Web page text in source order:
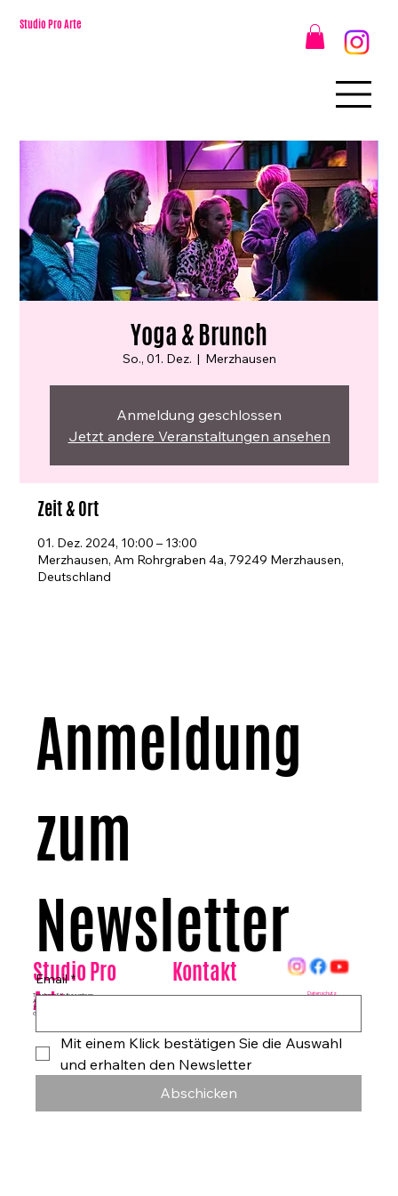
Studio Pro Arte
Yoga & Brunch
So., 01. Dez.
  |
Merzhausen
Anmeldung geschlossen
Jetzt andere Veranstaltungen ansehen
Zeit & Ort
01. Dez. 2024, 10:00 – 13:00
Merzhausen, Am Rohrgraben 4a, 79249 Merzhausen,
Deutschland
Datenschutz
Studio Pro
Arte
Tanzhaus & Kulturzentrum
Am Rohrgraben 4a
79249 Merzhausen/Freiburg
Germany
Kontakt
Anmeldung
zum
Newsletter
Email *
Mit einem Klick bestätigen Sie die Auswahl
und erhalten den Newsletter
Abschicken